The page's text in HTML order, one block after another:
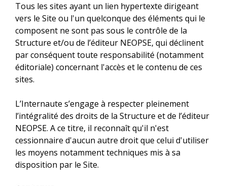
Tous les sites ayant un lien hypertexte dirigeant
vers le Site ou l'un quelconque des éléments qui le
composent ne sont pas sous le contrôle de la
Structure et/ou de l’éditeur NEOPSE, qui déclinent
par conséquent toute responsabilité (notamment
éditoriale) concernant l'accès et le contenu de ces
sites.
L’Internaute s’engage à respecter pleinement
l’intégralité des droits de la Structure et de l’éditeur
NEOPSE. A ce titre, il reconnaît qu'il n'est
cessionnaire d'aucun autre droit que celui d'utiliser
les moyens notamment techniques mis à sa
disposition par le Site.